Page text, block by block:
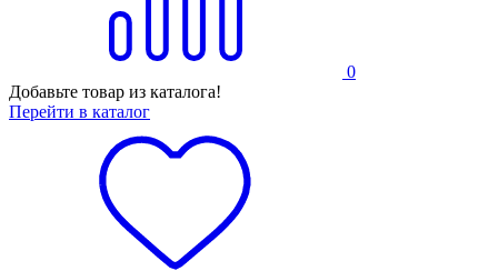
0
Добавьте товар из каталога!
Перейти в каталог